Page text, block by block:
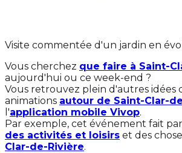
Visite commentée d'un jardin en
Vous cherchez que faire à Saint-
aujourd'hui ou ce week-end ?
Vous retrouvez plein d'autres idées
animations autour de Saint-Clar-
l'application mobile Vivop.
Par exemple, cet événement fait
des activités et loisirs et des
Clar-de-Rivière.